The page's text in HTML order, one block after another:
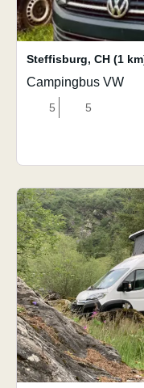
Steffisburg, CH (1
Campingbus VW
5 5